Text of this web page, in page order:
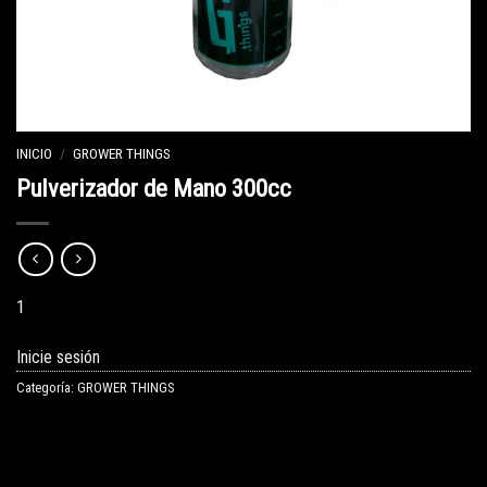
INICIO / GROWER THINGS
Pulverizador de Mano 300cc
1
Inicie sesión
Categoría: GROWER THINGS